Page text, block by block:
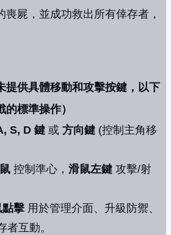
屍，並成功救出所有倖存者，
提供具體移動和攻擊按鍵，以下
標準操作）
S, D 鍵 或 方向鍵 (控制主角移
控制準心， 滑鼠左鍵 攻擊/射
點擊 用於管理介面、升級防禦、
者互動。